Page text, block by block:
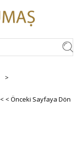
>
< < Önceki Sayfaya Dön